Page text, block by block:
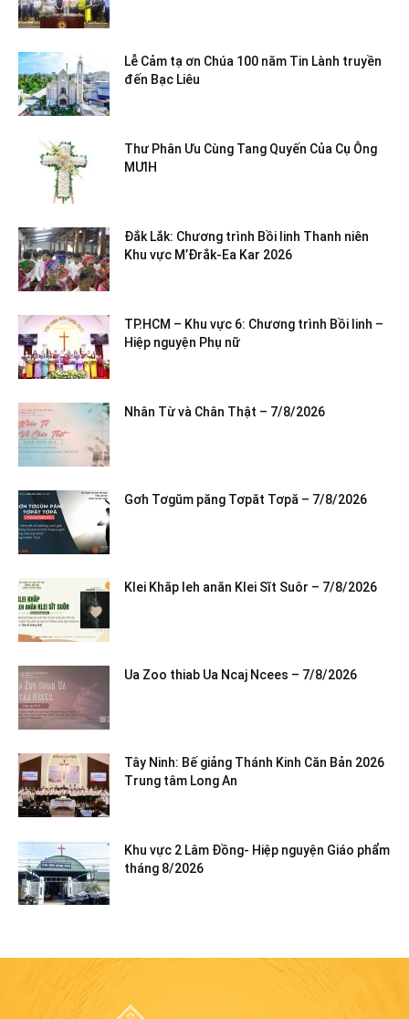
Lễ Cảm tạ ơn Chúa 100 năm Tin Lành truyền
đến Bạc Liêu
Thư Phân Ưu Cùng Tang Quyến Của Cụ Ông
MƯIH
Đắk Lắk: Chương trình Bồi linh Thanh niên
Khu vực M’Đrắk-Ea Kar 2026
TP.HCM – Khu vực 6: Chương trình Bồi linh –
Hiệp nguyện Phụ nữ
Nhân Từ và Chân Thật – 7/8/2026
Gơh Tơgŭm păng Tơpăt Tơpă – 7/8/2026
Klei Khăp leh anăn Klei Sĭt Suôr – 7/8/2026
Ua Zoo thiab Ua Ncaj Ncees – 7/8/2026
Tây Ninh: Bế giảng Thánh Kinh Căn Bản 2026
Trung tâm Long An
Khu vực 2 Lâm Đồng- Hiệp nguyện Giáo phẩm
tháng 8/2026